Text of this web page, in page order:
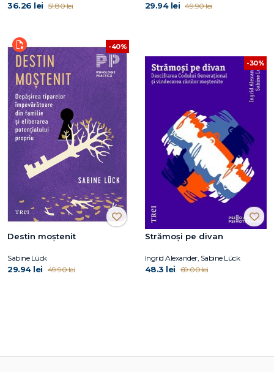
36.26 lei 51.80 lei 29.94 lei 49.90 lei
-40%
Destin moștenit
Sabine Lück
29.94 lei 49.90 lei
-30%
Strămoși pe divan
Ingrid Alexander, Sabine Lück
48.3 lei 69.00 lei